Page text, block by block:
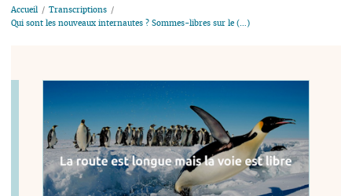
Accueil
Transcriptions
Qui sont les nouveaux internautes ? Sommes-libres sur le (…)